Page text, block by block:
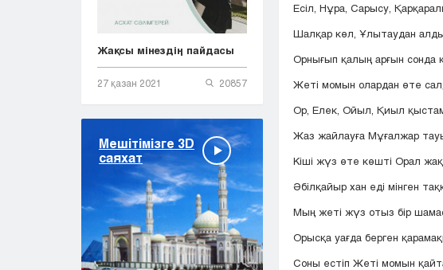
Жақсы мінездің пайдасы
27 қазан 2021 20857
Мешітімізге 3D
саяхат
Есіл, Нұра, Сарысу,
Шалқар көл, Ұлытаудан алды
Орнығып қалың арғын сонда
Жеті момын олардан өте
Ор, Елек, Ойыл, Қиыл
Жаз жайлауға Мұғалжар
Кіші жүз өте көшті Орал
Әбілқайыр хан еді мінген
Мың жеті жүз отыз бір
Орысқа уағда берген
Соны естіп Жеті момын